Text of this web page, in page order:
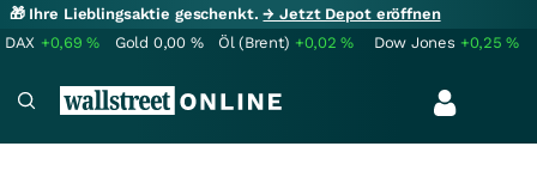
🎁 Ihre Lieblingsaktie geschenkt.→ Jetzt Depot eröffnen
DAX +0,69% Gold 0,00 % Öl (Brent) +0,02% Dow Jones +0,25%